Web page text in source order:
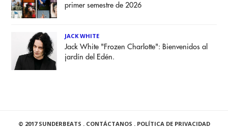
primer semestre de 2026
JACK WHITE
Jack White "Frozen Charlotte": Bienvenidos al
jardín del Edén.
© 2017 SUNDERBEATS . CONTÁCTANOS . POLÍTICA DE PRIVACIDAD